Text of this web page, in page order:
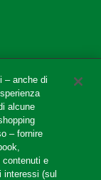
– anche di
alcune
– fornire
contenuti e
interessi (sul